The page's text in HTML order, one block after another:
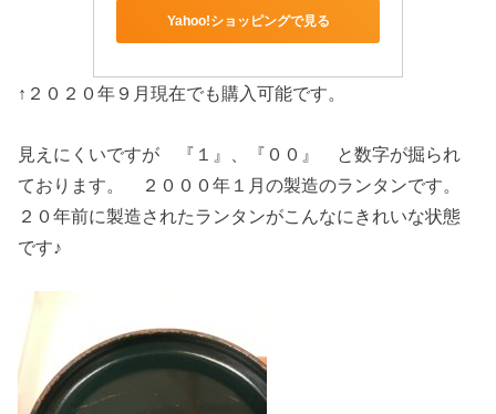
Yahoo!ショッピングで見る
↑２０２０年９月現在でも購入可能です。
見えにくいですが 『１』、『００』 と数字が掘られ
ております。 ２０００年１月の製造のランタンです。
２０年前に製造されたランタンがこんなにきれいな状態
です♪